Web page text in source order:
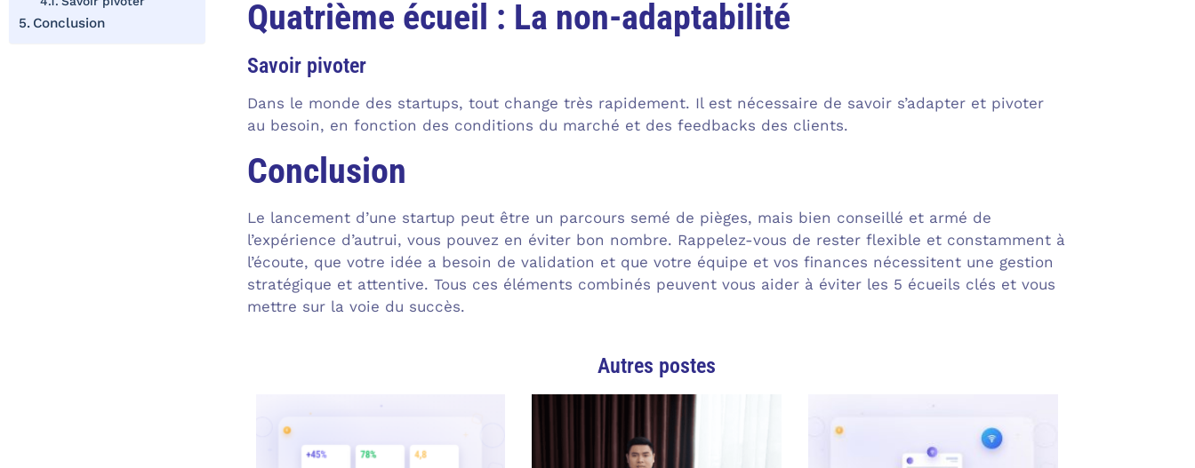
Quatrième écueil : La non-adaptabilité
Savoir pivoter
Dans le monde des startups, tout change très rapidement. Il est nécessaire de savoir s’adapter et pivoter
au besoin, en fonction des conditions du marché et des feedbacks des clients.
Conclusion
Le lancement d’une startup peut être un parcours semé de pièges, mais bien conseillé et armé de
l’expérience d’autrui, vous pouvez en éviter bon nombre. Rappelez-vous de rester flexible et constamment à
l’écoute, que votre idée a besoin de validation et que votre équipe et vos finances nécessitent une gestion
stratégique et attentive. Tous ces éléments combinés peuvent vous aider à éviter les 5 écueils clés et vous
mettre sur la voie du succès.
Autres postes
Conclusion